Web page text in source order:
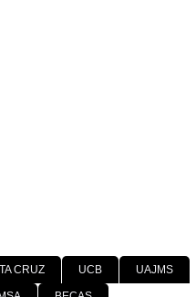
CRUZ UCB UAJMS